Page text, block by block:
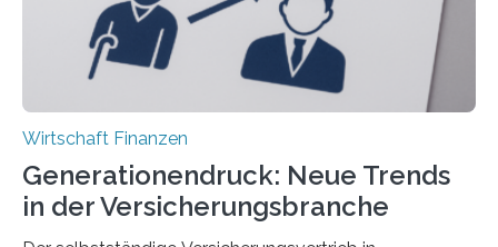
Wirtschaft Finanzen
Generationendruck: Neue Trends
in der Versicherungsbranche